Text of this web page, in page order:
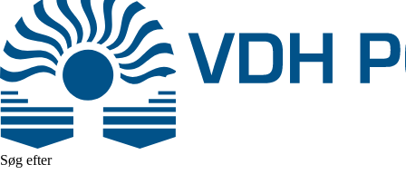
Søg efter